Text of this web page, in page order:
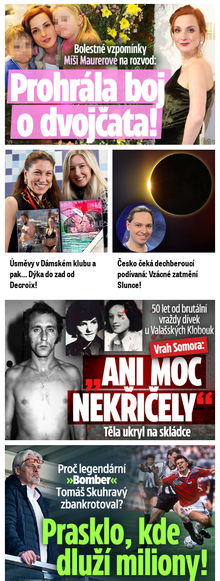
Bolestné vzpomínky Míši Maurerové: Prohrála boj o dvojčata!
Úsměvy v Dámském klubu a
pak… Dýka do zad od
Decroix!
Česko čeká dechberoucí
podívaná: Vzácné zatmění
Slunce!
50 let od běsnění Somory: Těla dívek vrah ukryl na skládce
Proč Skuhravý zbankrotoval? Prasklo, kde dluží miliony!